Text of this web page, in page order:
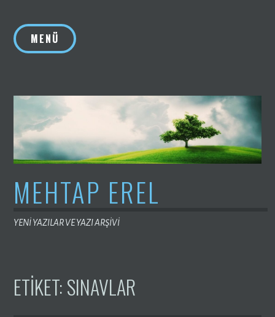
MENÜ
MEHTAP EREL
YENİ YAZILAR VE YAZI ARŞİVİ
ETIKET:SINAVLAR